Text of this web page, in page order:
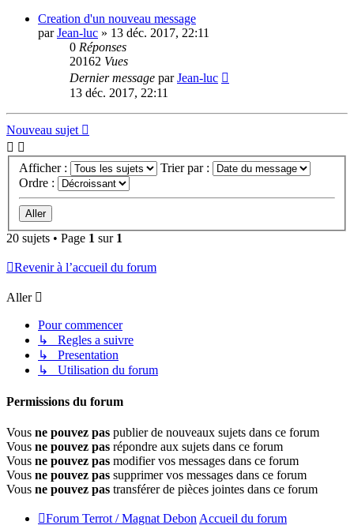
Creation d'un nouveau message
parJean-luc » 13 déc. 2017, 22:11
0 Réponses
20162 Vues
Dernier message parJean-luc
13 déc. 2017, 22:11
Nouveau sujet
Afficher :
Trier par :
Ordre :
20 sujets • Page 1 sur 1
Revenir à l’accueil du forum
Aller
Pour commencer
↳ Regles a suivre
↳ Presentation
↳ Utilisation du forum
Permissions du forum
Vous ne pouvez pas publier de nouveaux sujets dans ce forum
Vous ne pouvez pas répondre aux sujets dans ce forum
Vous ne pouvez pas modifier vos messages dans ce forum
Vous ne pouvez pas supprimer vos messages dans ce forum
Vous ne pouvez pas transférer de pièces jointes dans ce forum
Forum Terrot / Magnat Debon Accueil du forum